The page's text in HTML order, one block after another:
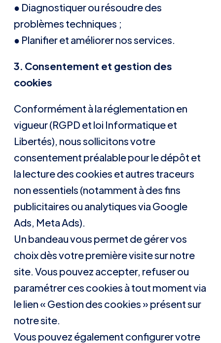
● Diagnostiquer ou résoudre des
problèmes techniques ;
● Planifier et améliorer nos services.
3. Consentement et gestion des
cookies
Conformément à la réglementation en
vigueur (RGPD et loi Informatique et
Libertés), nous sollicitons votre
consentement préalable pour le dépôt et
la lecture des cookies et autres traceurs
non essentiels (notamment à des fins
publicitaires ou analytiques via Google
Ads, Meta Ads).
Un bandeau vous permet de gérer vos
choix dès votre première visite sur notre
site. Vous pouvez accepter, refuser ou
paramétrer ces cookies à tout moment via
le lien « Gestion des cookies » présent sur
notre site.
Vous pouvez également configurer votre